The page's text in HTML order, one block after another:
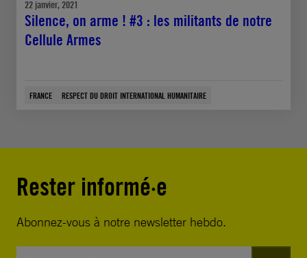
22 janvier, 2021
Silence, on arme ! #3 : les militants de notre
Cellule Armes
FRANCE RESPECT DU DROIT INTERNATIONAL HUMANITAIRE
Rester informé·e
Abonnez-vous à notre newsletter hebdo.